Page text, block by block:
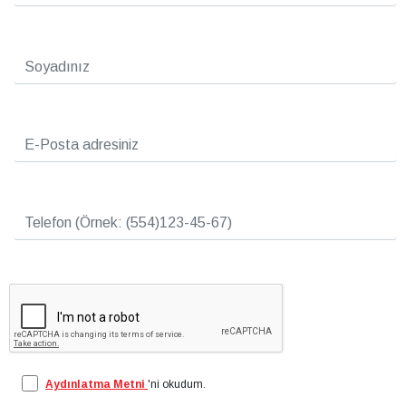
sağlamaması durumunda Chery Otomobil San. Tic. A.Ş. sorumlu değildir.
sonucunda kredi yıllık maliyet oranı değişiklik gösterebilir.
tarihine kadar kampanyaya katılım gösteren OMODA | JAECOO yetkili satıcılarında
geçerlidir.
*Ödeme seçenekleri ve ayrıntılı bilgi için kampanyaya katılım gösteren OMODA |
Aydınlatma Metni 'ni okudum.